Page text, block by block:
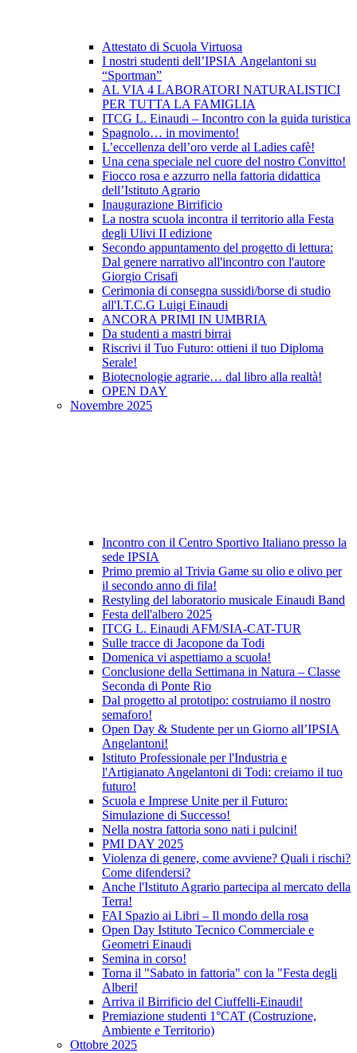
Attestato di Scuola Virtuosa
I nostri studenti dell’IPSIA Angelantoni su
“Sportman”
AL VIA 4 LABORATORI NATURALISTICI
PER TUTTA LA FAMIGLIA
ITCG L. Einaudi – Incontro con la guida turistica
Spagnolo… in movimento!
L’eccellenza dell’oro verde al Ladies cafè!
Una cena speciale nel cuore del nostro Convitto!
Fiocco rosa e azzurro nella fattoria didattica
dell’Istituto Agrario
Inaugurazione Birrificio
La nostra scuola incontra il territorio alla Festa
degli Ulivi II edizione
Secondo appuntamento del progetto di lettura:
Dal genere narrativo all'incontro con l'autore
Giorgio Crisafi
Cerimonia di consegna sussidi/borse di studio
all'I.T.C.G Luigi Einaudi
ANCORA PRIMI IN UMBRIA
Da studenti a mastri birrai
Riscrivi il Tuo Futuro: ottieni il tuo Diploma
Serale!
Biotecnologie agrarie… dal libro alla realtà!
OPEN DAY
Novembre 2025
Incontro con il Centro Sportivo Italiano presso la
sede IPSIA
Primo premio al Trivia Game su olio e olivo per
il secondo anno di fila!
Restyling del laboratorio musicale Einaudi Band
Festa dell'albero 2025
ITCG L. Einaudi AFM/SIA-CAT-TUR
Sulle tracce di Jacopone da Todi
Domenica vi aspettiamo a scuola!
Conclusione della Settimana in Natura – Classe
Seconda di Ponte Rio
Dal progetto al prototipo: costruiamo il nostro
semaforo!
Open Day & Studente per un Giorno all’IPSIA
Angelantoni!
Istituto Professionale per l'Industria e
l'Artigianato Angelantoni di Todi: creiamo il tuo
futuro!
Scuola e Imprese Unite per il Futuro:
Simulazione di Successo!
Nella nostra fattoria sono nati i pulcini!
PMI DAY 2025
Violenza di genere, come avviene? Quali i rischi?
Come difendersi?
Anche l'Istituto Agrario partecipa al mercato della
Terra!
FAI Spazio ai Libri – Il mondo della rosa
Open Day Istituto Tecnico Commerciale e
Geometri Einaudi
Semina in corso!
Torna il "Sabato in fattoria" con la "Festa degli
Alberi!
Arriva il Birrificio del Ciuffelli-Einaudi!
Premiazione studenti 1°CAT (Costruzione,
Ambiente e Territorio)
Ottobre 2025